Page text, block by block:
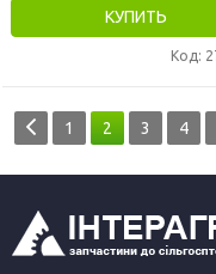
КУПИТЬ
Код:
1 2 3 4